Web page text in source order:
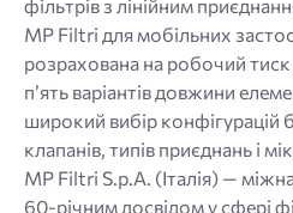
фільтрів з лінійним
MP Filtri для мобільних
розрахована на робочий
п’ять варіантів довжини
широкий вибір конфігурацій
клапанів, типів приєднань і
MP Filtri S.p.A. (Італія) —
60-річним досвідом у сфері